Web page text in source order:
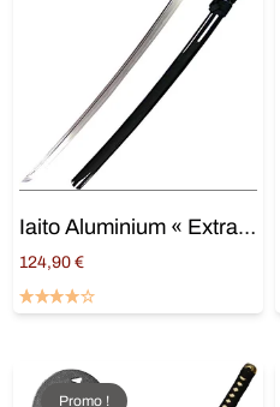
Iaito Aluminium « Extra léger » 71cm
124,90 €
Ajouter au panier
Promo !